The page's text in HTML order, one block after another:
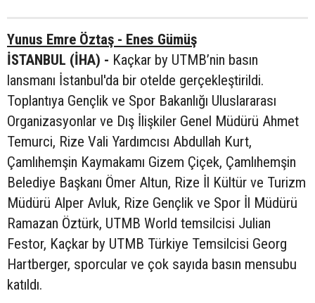
Yunus Emre Öztaş - Enes Gümüş
İSTANBUL (İHA) - Kaçkar by UTMB’nin basın
lansmanı İstanbul'da bir otelde gerçekleştirildi.
Toplantıya Gençlik ve Spor Bakanlığı Uluslararası
Organizasyonlar ve Dış İlişkiler Genel Müdürü Ahmet
Temurci, Rize Vali Yardımcısı Abdullah Kurt,
Çamlıhemşin Kaymakamı Gizem Çiçek, Çamlıhemşin
Belediye Başkanı Ömer Altun, Rize İl Kültür ve Turizm
Müdürü Alper Avluk, Rize Gençlik ve Spor İl Müdürü
Ramazan Öztürk, UTMB World temsilcisi Julian
Festor, Kaçkar by UTMB Türkiye Temsilcisi Georg
Hartberger, sporcular ve çok sayıda basın mensubu
katıldı.